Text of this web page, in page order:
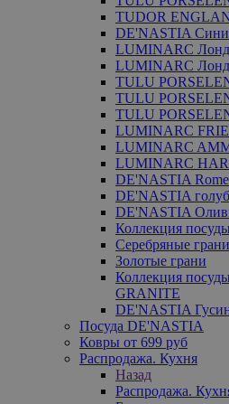
TUDOR
DE'NASTIA
LUMINARC
LUMINARC
TULU
TULU
TULU
LUMINARC
LUMINARC
LUMINARC
DE'NASTIA
DE'NASTIA
DE'NASTIA
Коллекция
Серебряные грани
Золотые грани
Коллекция
GRANITE
DE'NASTIA
Посуда DE'NASTIA
Ковры от 699 руб
Распродажа. Кухня
Назад
Распродажа.